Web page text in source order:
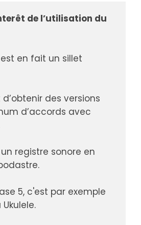
de l’utilisation du
en fait un sillet
des versions
d’accords avec
registre sonore en
5, c'est par exemple